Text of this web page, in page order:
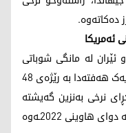
دەکاتەوە.
ئەمریکا
ئێران لە مانگی شوباتی
رابردوو، نرخی بەنزین لە ئەمریکا تەنیا لە یەک هەفتەدا بە رێژەی 48
نرخی بەنزین گەیشتە
4.39 دۆلار، کە ئەمەش بەرزترین ئاستە لە دوای هاوینی 2022ـەوە